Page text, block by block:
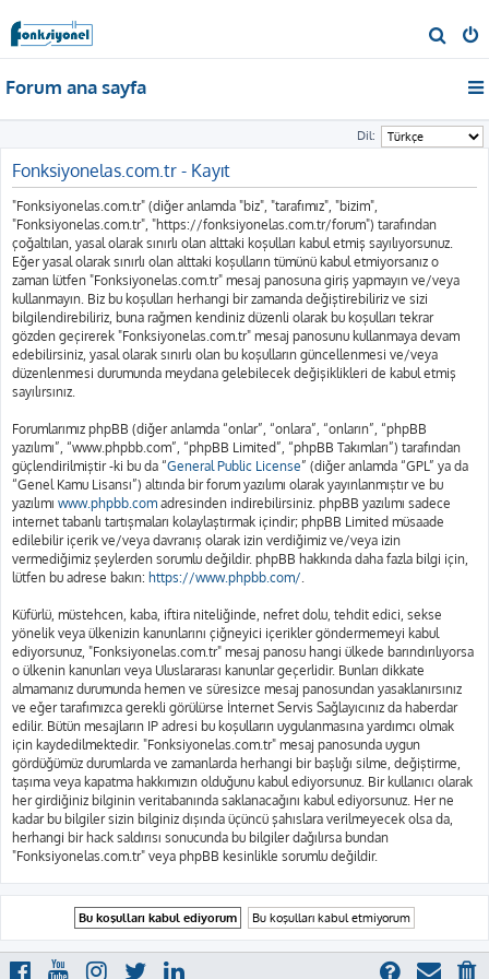
r
Forum ana sayfa
Dil:
Fonksiyonelas.com.tr - Kayıt
"Fonksiyonelas.com.tr" (diğer anlamda "biz", "tarafımız", "bizim",
"Fonksiyonelas.com.tr", "https://fonksiyonelas.com.tr/forum") tarafından
çoğaltılan, yasal olarak sınırlı olan alttaki koşulları kabul etmiş sayılıyorsunuz.
Eğer yasal olarak sınırlı olan alttaki koşulların tümünü kabul etmiyorsanız o
zaman lütfen "Fonksiyonelas.com.tr" mesaj panosuna giriş yapmayın ve/veya
kullanmayın. Biz bu koşulları herhangi bir zamanda değiştirebiliriz ve sizi
bilgilendirebiliriz, buna rağmen kendiniz düzenli olarak bu koşulları tekrar
gözden geçirerek "Fonksiyonelas.com.tr" mesaj panosunu kullanmaya devam
edebilirsiniz, yasal olarak sınırlı olan bu koşulların güncellenmesi ve/veya
düzenlenmesi durumunda meydana gelebilecek değişiklikleri de kabul etmiş
sayılırsınız.
Forumlarımız phpBB (diğer anlamda “onlar”, “onlara”, “onların”, “phpBB
yazılımı”, “www.phpbb.com”, “phpBB Limited”, “phpBB Takımları”) tarafından
güçlendirilmiştir -ki bu da “General Public License” (diğer anlamda “GPL” ya da
“Genel Kamu Lisansı”) altında bir forum yazılımı olarak yayınlanmıştır ve bu
yazılımı www.phpbb.com adresinden indirebilirsiniz. phpBB yazılımı sadece
internet tabanlı tartışmaları kolaylaştırmak içindir; phpBB Limited müsaade
edilebilir içerik ve/veya davranış olarak izin verdiğimiz ve/veya izin
vermediğimiz şeylerden sorumlu değildir. phpBB hakkında daha fazla bilgi için,
lütfen bu adrese bakın: https://www.phpbb.com/.
Küfürlü, müstehcen, kaba, iftira niteliğinde, nefret dolu, tehdit edici, sekse
yönelik veya ülkenizin kanunlarını çiğneyici içerikler göndermemeyi kabul
ediyorsunuz, "Fonksiyonelas.com.tr" mesaj panosu hangi ülkede barındırılıyorsa
o ülkenin kanunları veya Uluslararası kanunlar geçerlidir. Bunları dikkate
almamanız durumunda hemen ve süresizce mesaj panosundan yasaklanırsınız
ve eğer tarafımızca gerekli görülürse İnternet Servis Sağlayıcınız da haberdar
edilir. Bütün mesajların IP adresi bu koşulların uygulanmasına yardımcı olmak
için kaydedilmektedir. "Fonksiyonelas.com.tr" mesaj panosunda uygun
gördüğümüz durumlarda ve zamanlarda herhangi bir başlığı silme, değiştirme,
taşıma veya kapatma hakkımızın olduğunu kabul ediyorsunuz. Bir kullanıcı olarak
her girdiğiniz bilginin veritabanında saklanacağını kabul ediyorsunuz. Her ne
kadar bu bilgiler sizin bilginiz dışında üçüncü şahıslara verilmeyecek olsa da,
herhangi bir hack saldırısı sonucunda bu bilgiler dağılırsa bundan
"Fonksiyonelas.com.tr" veya phpBB kesinlikle sorumlu değildir.